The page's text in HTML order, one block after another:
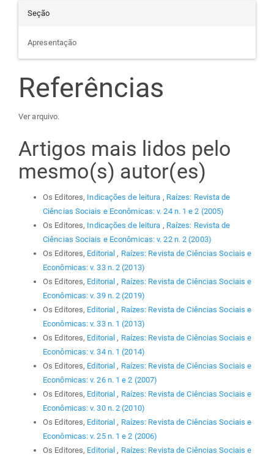
Seção
Apresentação
Referências
Ver arquivo.
Artigos mais lidos pelo
mesmo(s) autor(es)
Os Editores, Indicações de leitura , Raízes: Revista de
Ciências Sociais e Econômicas: v. 24 n. 1 e 2 (2005)
Os Editores, Indicações de leitura , Raízes: Revista de
Ciências Sociais e Econômicas: v. 22 n. 2 (2003)
Os Editores, Editorial , Raízes: Revista de Ciências Sociais e
Econômicas: v. 33 n. 2 (2013)
Os Editores, Editorial , Raízes: Revista de Ciências Sociais e
Econômicas: v. 39 n. 2 (2019)
Os Editores, Editorial , Raízes: Revista de Ciências Sociais e
Econômicas: v. 33 n. 1 (2013)
Os Editores, Editorial , Raízes: Revista de Ciências Sociais e
Econômicas: v. 34 n. 1 (2014)
Os Editores, Editorial , Raízes: Revista de Ciências Sociais e
Econômicas: v. 26 n. 1 e 2 (2007)
Os Editores, Editorial , Raízes: Revista de Ciências Sociais e
Econômicas: v. 30 n. 2 (2010)
Os Editores, Editorial , Raízes: Revista de Ciências Sociais e
Econômicas: v. 25 n. 1 e 2 (2006)
Os Editores, Editorial , Raízes: Revista de Ciências Sociais e